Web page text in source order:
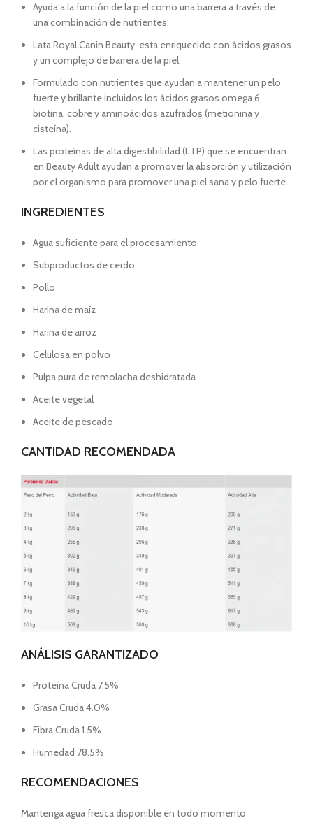
Ayuda a la función de la piel como una barrera a través de
una combinación de nutrientes.
Lata Royal Canin Beauty esta enriquecido con ácidos grasos
y un complejo de barrera de la piel.
Formulado con nutrientes que ayudan a mantener un pelo
fuerte y brillante incluidos los ácidos grasos omega 6,
biotina, cobre y aminoácidos azufrados (metionina y
cisteína).
Las proteínas de alta digestibilidad (L.I.P) que se encuentran
en Beauty Adult ayudan a promover la absorción y utilización
por el organismo para promover una piel sana y pelo fuerte.
INGREDIENTES
Agua suficiente para el procesamiento
Subproductos de cerdo
Pollo
Harina de maíz
Harina de arroz
Celulosa en polvo
Pulpa pura de remolacha deshidratada
Aceite vegetal
Aceite de pescado
CANTIDAD RECOMENDADA
ANÁLISIS GARANTIZADO
Proteína Cruda 7.5%
Grasa Cruda 4.0%
Fibra Cruda 1.5%
Humedad 78.5%
RECOMENDACIONES
Mantenga agua fresca disponible en todo momento